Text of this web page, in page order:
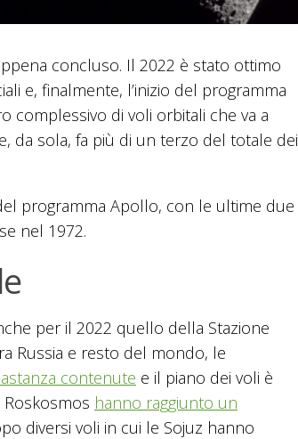
concluso. Il 2022 è stato ottimo
e, finalmente, l’inizio del programma
complessivo di voli orbitali che va a
da sola, fa più di un terzo del totale dei
programma Apollo, con le ultime due
nel 1972.
per il 2022 quello della Stazione
Russia e resto del mondo, le
contenute e il piano dei voli è
hanno raggiunto un
diversi voli in cui le Sojuz hanno